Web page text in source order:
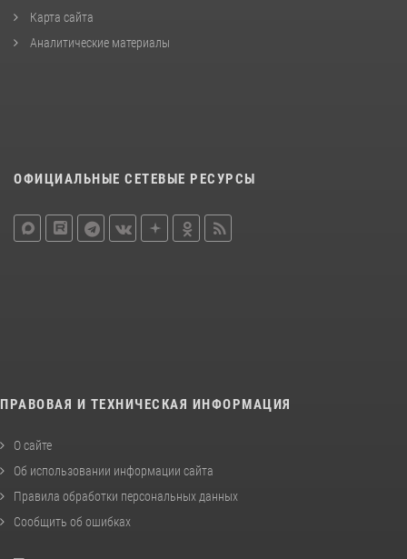
Карта сайта
Аналитические материалы
ОФИЦИАЛЬНЫЕ СЕТЕВЫЕ РЕСУРСЫ
ПРАВОВАЯ И ТЕХНИЧЕСКАЯ ИНФОРМАЦИЯ
О сайте
Об использовании информации сайта
Правила обработки персональных данных
Сообщить об ошибках